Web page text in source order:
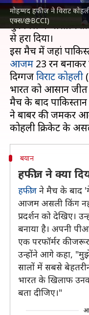
मोहम्मद हफीज ने विराट
एक्स/@BCCI)
चैंपियंस ट्रॉफी 2025
मुकाबले में भारतीय
से हरा दिया।
इस मैच में जहां
आजम 23 रन बनाकर
दिग्गजविराट कोहली
भारत को आसान जीत
मैच के बाद
ने बाबर की जमकर
बयान
हफीज ने क्या
हफीज ने मैच के बाद
आजम असली किंग
प्रदर्शन को देखिए।
बनाया है। अपनी
एक परफॉर्मर की
उन्होंने आगे कहा,
सालों में सबसे
भारत के खिलाफ
बता दीजिए।"